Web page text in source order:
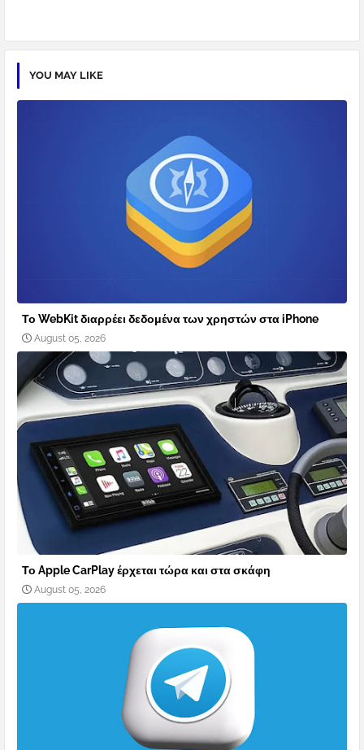
YOU MAY LIKE
Το WebKit διαρρέει δεδομένα των χρηστών στα iPhone
August 05, 2026
Το Apple CarPlay έρχεται τώρα και στα σκάφη
August 05, 2026